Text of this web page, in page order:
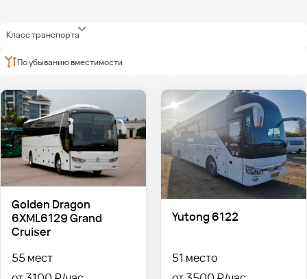
Класс транспорта
По убыванию вместимости
Golden Dragon
6XML6129 Grand
Cruiser
55 мест
Yutong 6122
51 место